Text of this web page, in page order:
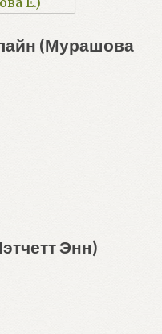
(Мурашова
Энн)